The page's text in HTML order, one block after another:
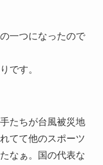
一つになったので
です。
たちが台風被災地
てて他のスポーツ
なぁ。国の代表な